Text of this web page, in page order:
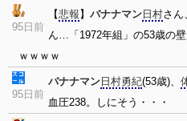
95日前
【悲報 】 バナナマン 日村さん
ん…「1972年組」の53歳の
ｗｗｗｗ
95日前
バナナマン 日村勇紀(53歳)、
血圧238。しにそう・・・